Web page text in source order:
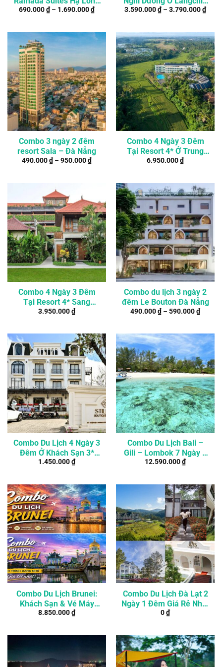
Bay
690.000₫– 1.690.000₫
Nam Du Resort
3.590.000₫– 3.790.000₫
Combo 3 ngày 2 đêm
resort Sala – Đà Nẵng
490.000₫– 950.000₫
Combo 4 Ngày 3 Đêm
Tại Resort 4* Ở Trung
Tâm Ubud, Bali
6.950.000₫
Combo 4 Ngày 3 Đêm
Tại Resort 4* Sang
Chảnh Ở Seminyak, Bali
3.950.000₫
Combo du lịch 3 ngày 2
đêm Le Bouton Đà Nẵng
490.000₫– 590.000₫
Combo Du Lịch 4 Ngày 3
Đêm Ở Khách Sạn 3*
Giữa Trung Tâm Đà Lạt
1.450.000₫
Combo Du Lịch Bali –
Gili – Lombok 7 Ngày 6
Đêm
12.590.000₫
Combo Du Lịch Brunei:
Khách Sạn & Vé Máy
Bay 3 Ngày 2 Đêm
8.850.000₫
Combo Du Lịch Đà Lạt 2
Ngày 1 Đêm Giá Rẻ Nhất
Thị Trường
0₫